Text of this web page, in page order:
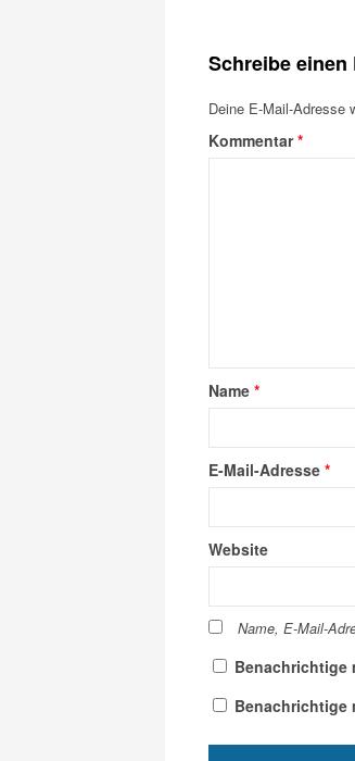
Schreibe einen
Deine E-Mail-Adresse
Kommentar*
Name *
E-Mail-Adresse *
Website
Name, E-Mail-
Benachrichtige
Benachrichtige